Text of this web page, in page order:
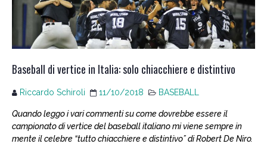
Baseball di vertice in Italia: solo chiacchiere e distintivo
Riccardo Schiroli 11/10/2018 BASEBALL
Quando leggo i vari commenti su come dovrebbe essere il
campionato di vertice del baseball italiano mi viene sempre in
mente il celebre “tutto chiacchiere e distintivo” di Robert De Niro.